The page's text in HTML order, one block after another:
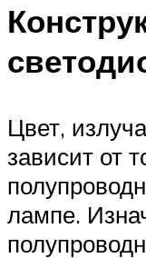
Цвет,
зависит от
лампе.